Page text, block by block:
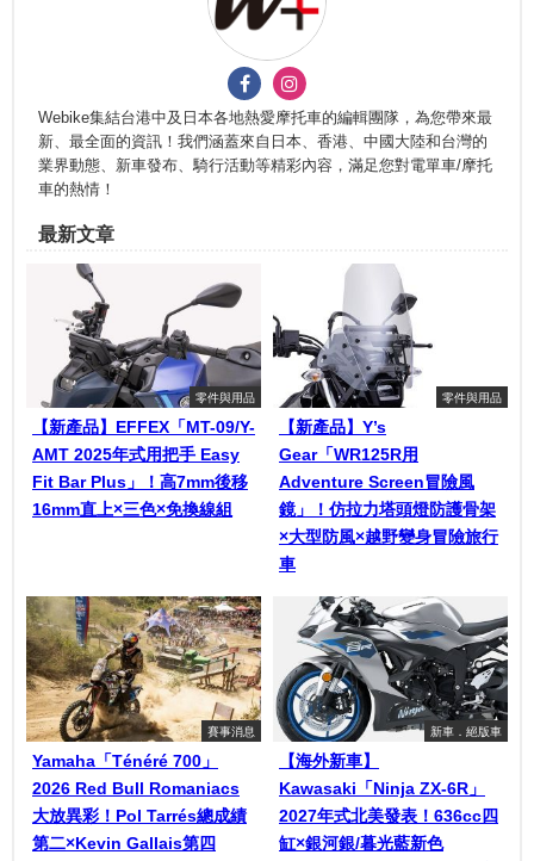
Webike集結台港中及日本各地熱愛摩托車的編輯團隊，為您帶來最
新、最全面的資訊！我們涵蓋來自日本、香港、中國大陸和台灣的
業界動態、新車發布、騎行活動等精彩內容，滿足您對電單車/摩托
車的熱情！
最新文章
零件與用品
【新產品】EFFEX「MT-09/Y-
AMT 2025年式用把手 Easy
Fit Bar Plus」！高7mm後移
16mm直上×三色×免換線組
零件與用品
【新產品】Y’s
Gear「WR125R用
Adventure Screen冒險風
鏡」！仿拉力塔頭燈防護骨架
×大型防風×越野變身冒險旅行
車
賽事消息
Yamaha「Ténéré 700」
2026 Red Bull Romaniacs
大放異彩！Pol Tarrés總成績
第二×Kevin Gallais第四
新車．絕版車
【海外新車】
Kawasaki「Ninja ZX-6R」
2027年式北美發表！636cc四
缸×銀河銀/暮光藍新色